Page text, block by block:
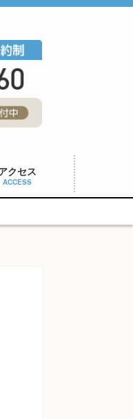
クセス
ACCESS